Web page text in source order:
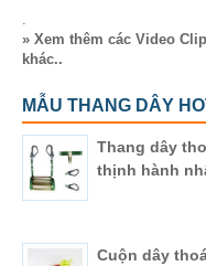
.
» Xem thêm các Video Clip
khác..
MẪU THANG DÂY
Thang dây
thịnh hành
Cuộn dây